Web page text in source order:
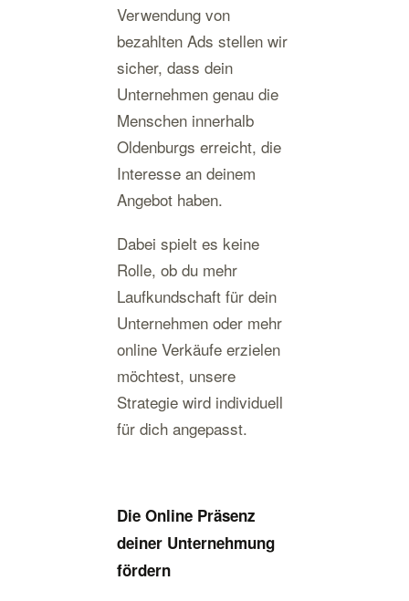
Verwendung von
bezahlten Ads stellen wir
sicher, dass dein
Unternehmen genau die
Menschen innerhalb
Oldenburgs erreicht, die
Interesse an deinem
Angebot haben.
Dabei spielt es keine
Rolle, ob du mehr
Laufkundschaft für dein
Unternehmen oder mehr
online Verkäufe erzielen
möchtest, unsere
Strategie wird individuell
für dich angepasst.
Die Online Präsenz
deiner Unternehmung
fördern